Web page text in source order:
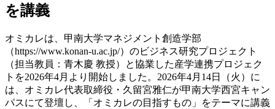
を講義
オミカレは、甲南大学マネジメント創造学部
（https://www.konan-u.ac.jp/）のビジネス研究プロジェクト
（担当教員：青木慶 教授）と協業した産学連携プロジェク
トを2026年4月より開始しました。2026年4月14日（火）に
は、オミカレ代表取締役・久留宮雅仁が甲南大学西宮キャン
パスにて登壇し、「オミカレの目指すもの」をテーマに講義